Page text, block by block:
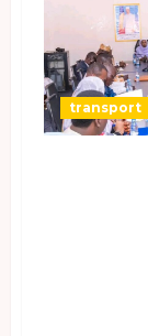
transport